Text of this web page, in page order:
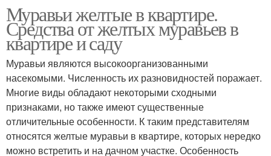
Муравьи желтые в квартире.
Средства от желтых муравьев в
квартире и саду
Муравьи являются высокоорганизованными
насекомыми. Численность их разновидностей поражает.
Многие виды обладают некоторыми сходными
признаками, но также имеют существенные
отличительные особенности. К таким представителям
относятся желтые муравьи в квартире, которых нередко
можно встретить и на дачном участке. Особенность